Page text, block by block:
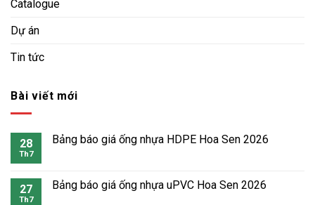
Catalogue
Dự án
Tin tức
Bài viết mới
28
Th7
Bảng báo giá ống nhựa HDPE Hoa Sen 2026
27
Th7
Bảng báo giá ống nhựa uPVC Hoa Sen 2026